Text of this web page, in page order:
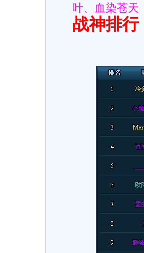
叶、血染苍天
战神排行